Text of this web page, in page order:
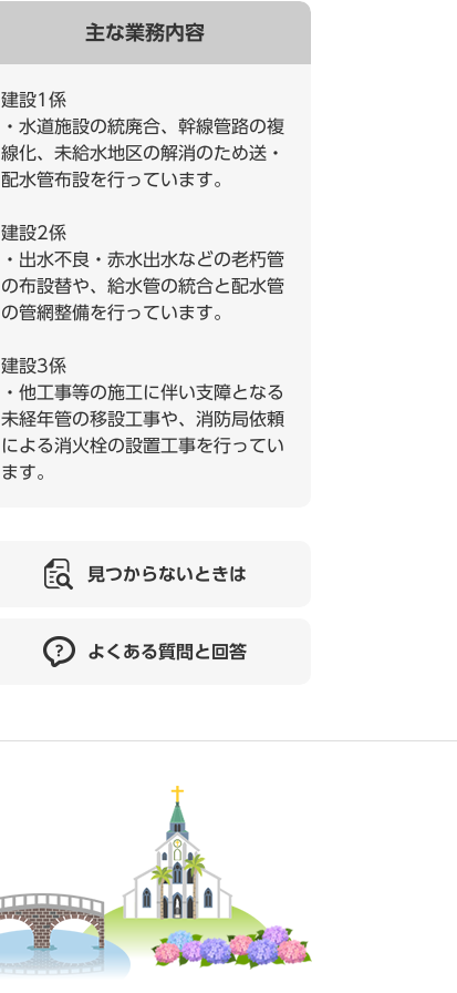
主な業務内容
建設1係
・水道施設の統廃合、幹線管路の複
線化、未給水地区の解消のため送・
配水管布設を行っています。
建設2係
・出水不良・赤水出水などの老朽管
の布設替や、給水管の統合と配水管
の管網整備を行っています。
建設3係
・他工事等の施工に伴い支障となる
未経年管の移設工事や、消防局依頼
による消火栓の設置工事を行ってい
ます。
見つからないときは
よくある質問と回答